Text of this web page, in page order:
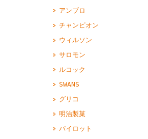
アンブロ
チャンピオン
ウィルソン
サロモン
ルコック
SWANS
グリコ
明治製菓
パイロット